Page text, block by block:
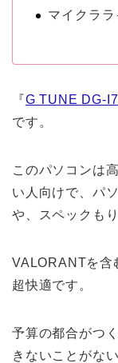
マイクラ
『G TUNE DG-
です。
このパソコンは
い人向けで、パ
や、スペックも
VALORANTを含
超快適です。
予算の都合がつ
きないことがな